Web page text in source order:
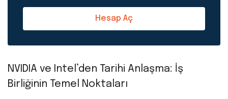
Hesap Aç
NVIDIA ve Intel’den Tarihi Anlaşma: İş
Birliğinin Temel Noktaları